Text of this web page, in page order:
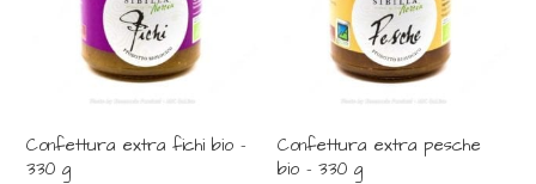
Confettura extra fichi bio –
330 g
Confettura extra pesche
bio – 330 g